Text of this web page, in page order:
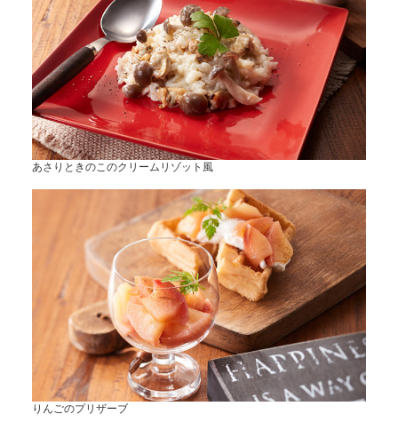
あさりときのこのクリームリゾット風
りんごのプリザーブ